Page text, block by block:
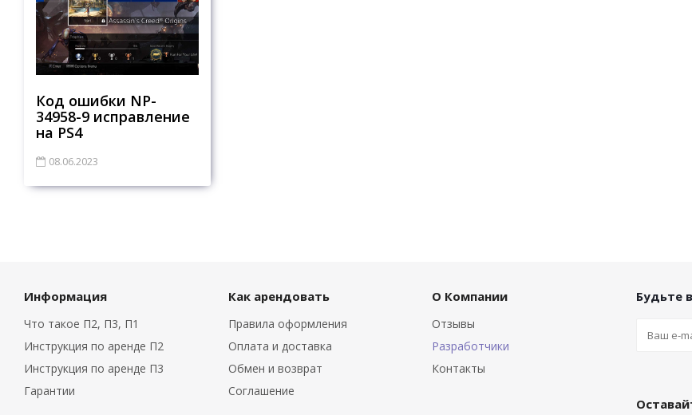
Код ошибки NP-
34958-9 исправление
на PS4
08.06.2023
Информация
Что такое П2, П3, П1
Инструкция по аренде П2
Инструкция по аренде П3
Гарантии
Как арендовать
Правила оформления
Оплата и доставка
Обмен и возврат
Соглашение
О Компании
Отзывы
Разработчики
Контакты
Будьте